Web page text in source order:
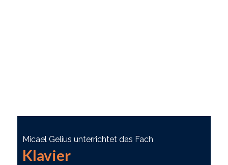
Micael Gelius unterrichtet das Fach
Klavier